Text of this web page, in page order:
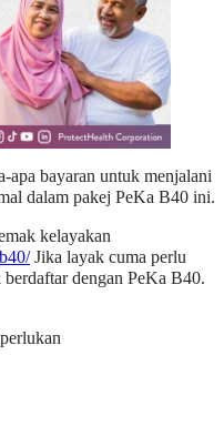
apa bayaran untuk menjalani
dalam pakej PeKa B40 ini.
kelayakan
Jika layak cuma perlu
dengan PeKa B40.